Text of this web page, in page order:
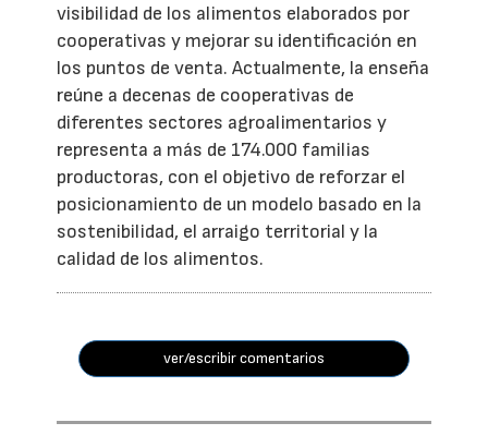
visibilidad de los alimentos elaborados por
cooperativas y mejorar su identificación en
los puntos de venta. Actualmente, la enseña
reúne a decenas de cooperativas de
diferentes sectores agroalimentarios y
representa a más de 174.000 familias
productoras, con el objetivo de reforzar el
posicionamiento de un modelo basado en la
sostenibilidad, el arraigo territorial y la
calidad de los alimentos.
ver/escribir comentarios